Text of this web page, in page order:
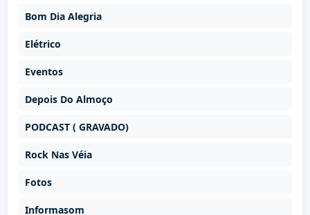
Bom Dia Alegria
Elétrico
Eventos
Depois Do Almoço
PODCAST ( GRAVADO)
Rock Nas Véia
Fotos
Informasom